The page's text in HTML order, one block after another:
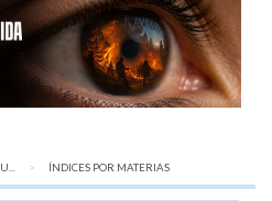
AQUÍ:
ÍNDICES POR MATERIAS